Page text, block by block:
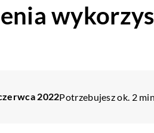
2022Potrzebujesz ok. 2